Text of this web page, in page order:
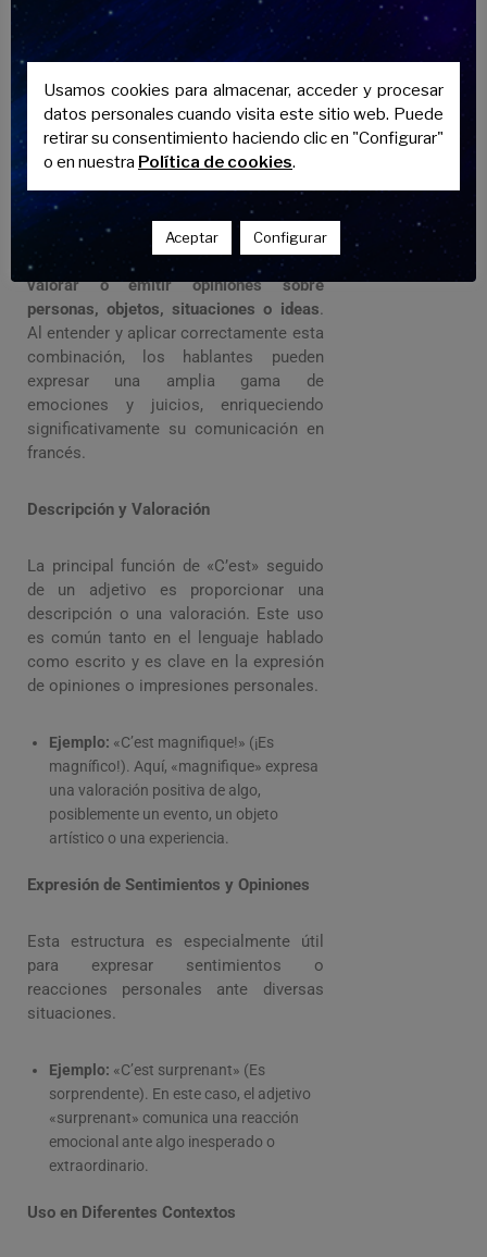
una mayor riqueza y precisión al
lenguaje, permitiendo a los hablantes
expresar matices y detalles específicos.
Versatilidad en la Conversación:
Facilita la transición y la conexión entre
ideas y conceptos en una conversación.
Adjetivo calificativo
La combinación de «C’est» con un
adjetivo calificativoayuda a describir,
valorar o emitir opiniones sobre
personas, objetos, situaciones o ideas.
Al entender y aplicar correctamente esta
combinación, los hablantes pueden
expresar una amplia gama de
emociones y juicios, enriqueciendo
significativamente su comunicación en
francés.
Descripción y Valoración
La principal función de «C’est» seguido
de un adjetivo es proporcionar una
descripción o una valoración. Este uso
es común tanto en el lenguaje hablado
como escrito y es clave en la expresión
de opiniones o impresiones personales.
Ejemplo: «C’est magnifique!» (¡Es
magnífico!). Aquí, «magnifique» expresa
una valoración positiva de algo,
posiblemente un evento, un objeto
artístico o una experiencia.
Expresión de Sentimientos y Opiniones
Esta estructura es especialmente útil
para expresar sentimientos o
reacciones personales ante diversas
situaciones.
Ejemplo: «C’est surprenant» (Es
sorprendente). En este caso, el adjetivo
«surprenant» comunica una reacción
emocional ante algo inesperado o
extraordinario.
Uso en Diferentes Contextos
Usamos cookies para almacenar, acceder y procesar
datos personales cuando visita este sitio web. Puede
retirar su consentimiento haciendo clic en "Configurar"
o en nuestra Política de cookies.
Aceptar Configurar